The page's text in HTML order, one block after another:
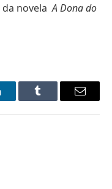
da novelaA Dona do
Tumblr
E-